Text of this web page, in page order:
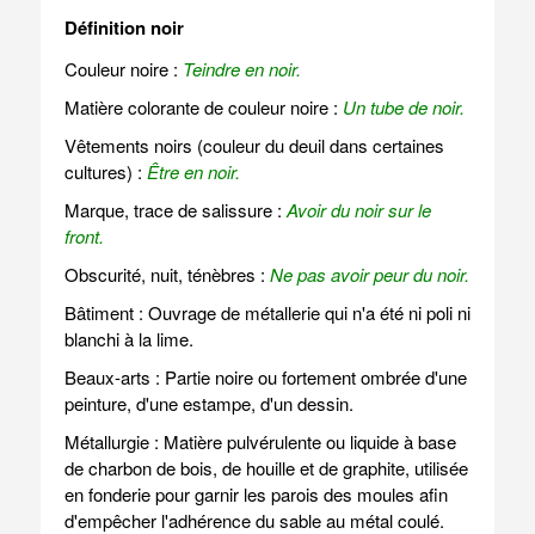
Définition noir
Couleur noire : Teindre en noir.
Matière colorante de couleur noire : Un tube de noir.
Vêtements noirs (couleur du deuil dans certaines
cultures) : Être en noir.
Marque, trace de salissure : Avoir du noir sur le
front.
Obscurité, nuit, ténèbres : Ne pas avoir peur du noir.
Bâtiment : Ouvrage de métallerie qui n'a été ni poli ni
blanchi à la lime.
Beaux-arts : Partie noire ou fortement ombrée d'une
peinture, d'une estampe, d'un dessin.
Métallurgie : Matière pulvérulente ou liquide à base
de charbon de bois, de houille et de graphite, utilisée
en fonderie pour garnir les parois des moules afin
d'empêcher l'adhérence du sable au métal coulé.